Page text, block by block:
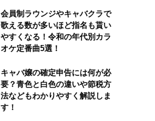
会員制ラウンジやキャバクラで
歌える数が多いほど指名も貰い
やすくなる！令和の年代別カラ
オケ定番曲5選！
キャバ嬢の確定申告には何が必
要？青色と白色の違いや節税方
法などもわかりやすく解説しま
す！